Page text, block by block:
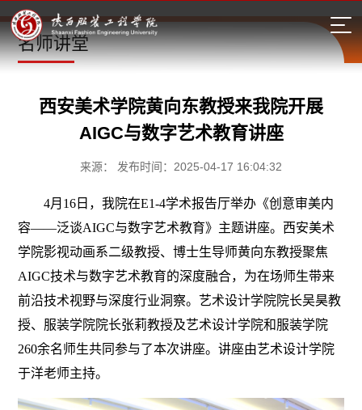
名师讲堂
西安美术学院黄向东教授来我院开展
AIGC与数字艺术教育讲座
来源： 发布时间：2025-04-17 16:04:32
4月16日，我院在E1-4学术报告厅举办《创意审美内
容——泛谈AIGC与数字艺术教育》主题讲座。西安美术
学院影视动画系二级教授、博士生导师黄向东教授聚焦
AIGC技术与数字艺术教育的深度融合，为在场师生带来
前沿技术视野与深度行业洞察。艺术设计学院院长吴昊教
授、服装学院院长张莉教授及艺术设计学院和服装学院
260余名师生共同参与了本次讲座。讲座由艺术设计学院
于洋老师主持。